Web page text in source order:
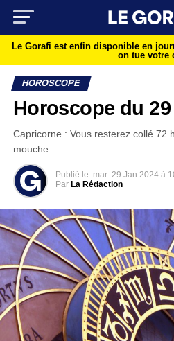
Le Gorafi est enfin disponible en
on tue votre
HOROSCOPE
Horoscope du
Capricorne : Vous resterez collé 72
mouche.
Publié le mar 29 Jan 2024 à
Par La Rédaction